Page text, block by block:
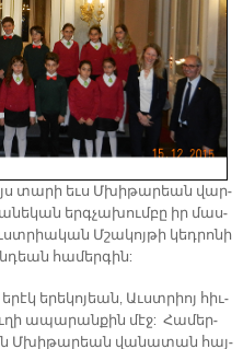
տա­րի եւս Մխի­թա­րեան վար­
երգ­չա­խում­բը իր մաս­
Մշա­կոյ­թի կեդ­րո­նի
հա­մեր­գին:
ե­րե­կոյեան, Աւստ­րիոյ հիւ­
ա­պա­րան­քին մէջ: Հա­մեր­
Մխի­թա­րեան վա­նա­տան հայ­